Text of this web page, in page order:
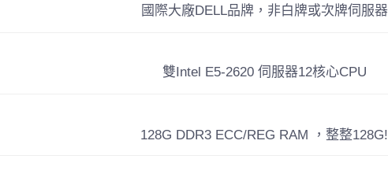
國際大廠DELL品牌，非白牌或次牌伺服器
雙Intel E5-2620 伺服器12核心CPU
128G DDR3 ECC/REG RAM ，整整128G!